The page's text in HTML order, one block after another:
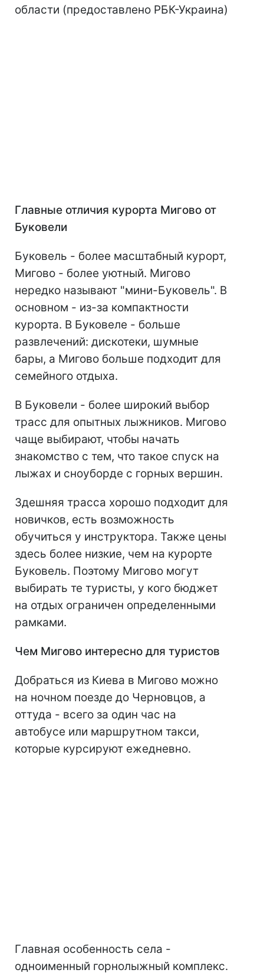
области (предоставлено РБК-Украина)
Главные отличия курорта Мигово от
Буковели
Буковель - более масштабный курорт,
Мигово - более уютный. Мигово
нередко называют "мини-Буковель". В
основном - из-за компактности
курорта. В Буковеле - больше
развлечений: дискотеки, шумные
бары, а Мигово больше подходит для
семейного отдыха.
В Буковели - более широкий выбор
трасс для опытных лыжников. Мигово
чаще выбирают, чтобы начать
знакомство с тем, что такое спуск на
лыжах и сноуборде с горных вершин.
Здешняя трасса хорошо подходит для
новичков, есть возможность
обучиться у инструктора. Также цены
здесь более низкие, чем на курорте
Буковель. Поэтому Мигово могут
выбирать те туристы, у кого бюджет
на отдых ограничен определенными
рамками.
Чем Мигово интересно для туристов
Добраться из Киева в Мигово можно
на ночном поезде до Черновцов, а
оттуда - всего за один час на
автобусе или маршрутном такси,
которые курсируют ежедневно.
Главная особенность села -
одноименный горнолыжный комплекс.